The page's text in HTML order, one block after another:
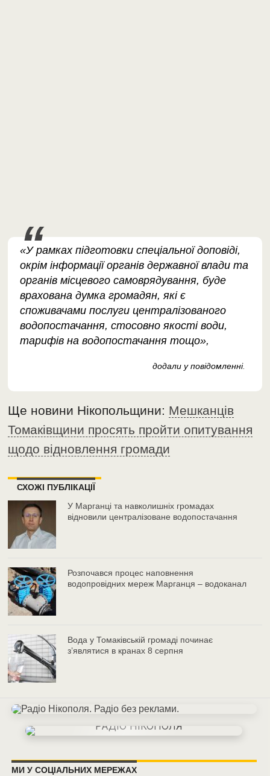
«У рамках підготовки спеціальної доповіді,
окрім інформації органів державної влади та
органів місцевого самоврядування, буде
врахована думка громадян, які є
споживачами послуги централізованого
водопостачання, стосовно якості води,
тарифів на водопостачання тощо»,
додали у повідомленні.
Ще новини Нікопольщини: Мешканців
Томаківщини просять пройти опитування
щодо відновлення громади
СХОЖІ ПУБЛІКАЦІЇ
У Марганці та навколишніх громадах
відновили централізоване водопостачання
Розпочався процес наповнення
водопровідних мереж Марганця – водоканал
Вода у Томаківській громаді починає
з’являтися в кранах 8 серпня
МИ У СОЦІАЛЬНИХ МЕРЕЖАХ